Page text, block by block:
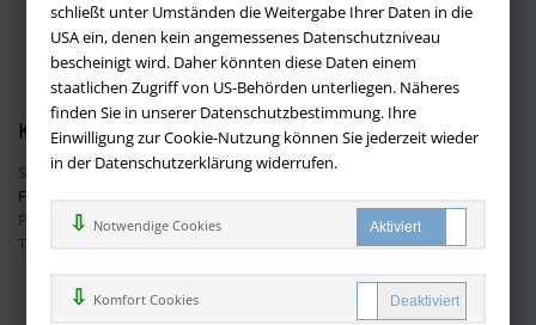
schließt unter Umständen die Weitergabe Ihrer Daten in die
USA ein, denen kein angemessenes Datenschutzniveau
bescheinigt wird. Daher könnten diese Daten einem
staatlichen Zugriff von US-Behörden unterliegen. Näheres
finden Sie in unserer Datenschutzbestimmung. Ihre
Einwilligung zur Cookie-Nutzung können Sie jederzeit wieder
in der Datenschutzerklärung widerrufen.
Notwendige Cookies
Komfort Cookies
Batteriehinweis
AGB
Datenschutz
Kontakt
Sie haben Fragen?Hier finden Sie Antworten auf häufig gestellte
Fragen.
Fragen per E-Mail:info@buchversandmimpf2000.de
Telefon: +49 (0)9209 20 23 188
Ihre Vorteile bei uns
Kostenloser Versand innerhalb Deutschlands